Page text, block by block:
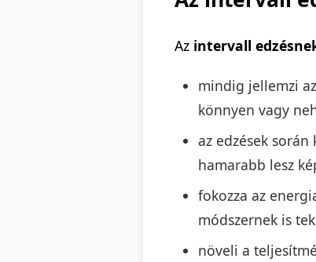
Az intervall
mindig jellemzi
könnyen vagy
az edzések
hamarabb lesz
fokozza az
módszernek is
növeli a